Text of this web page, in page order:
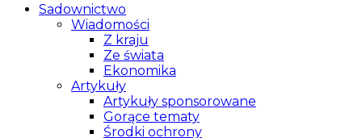
Sadownictwo
Wiadomości
Z kraju
Ze świata
Ekonomika
Artykuły
Artykuły sponsorowane
Gorące tematy
Środki ochrony